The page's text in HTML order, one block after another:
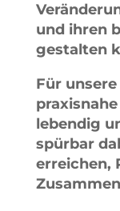
und ihren
gestalten
Für
lebendig
spürbar
erreichen,